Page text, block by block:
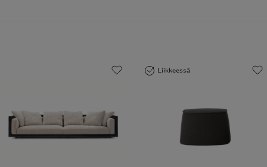
Liikkeessä